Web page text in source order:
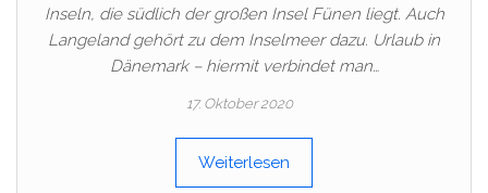
Inseln, die südlich der großen Insel Fünen liegt. Auch
Langeland gehört zu dem Inselmeer dazu. Urlaub in
Dänemark – hiermit verbindet man…
17. Oktober 2020
Weiterlesen